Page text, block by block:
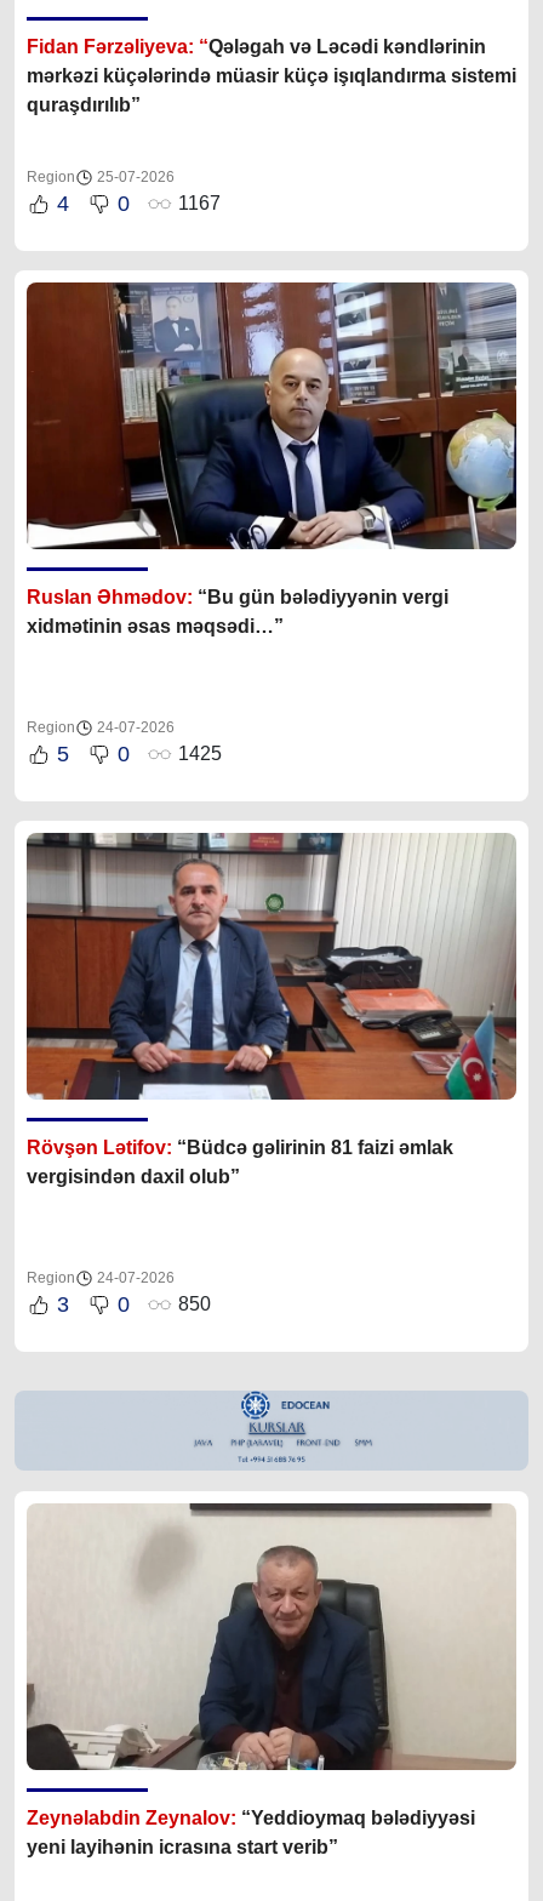
Fidan Fərzəliyeva: “Qələgah və Ləcədi kəndlərinin
mərkəzi küçələrində müasir küçə işıqlandırma sistemi
quraşdırılıb”
Region 25-07-2026
4 0 1167
Ruslan Əhmədov: “Bu gün bələdiyyənin vergi
xidmətinin əsas məqsədi…”
Region 24-07-2026
5 0 1425
Rövşən Lətifov: “Büdcə gəlirinin 81 faizi əmlak
vergisindən daxil olub”
Region 24-07-2026
3 0 850
Zeynəlabdin Zeynalov: “Yeddioymaq bələdiyyəsi
yeni layihənin icrasına start verib”